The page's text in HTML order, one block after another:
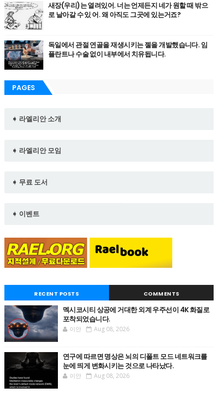
새장(우리)는 열려있어. 너는 언제든지 네가 원할 때 밖으
로 날아갈 수 있 어. 왜 아직도 그곳에 있는거죠?
독일에서 관절 연골을 재생시키는 젤을 개발했습니다. 임
플란트나 수술 없이 내부에서 치유됩니다.
PAGES
➧ 라엘리안 소개
➧ 라엘리안 모임
➧ 무료 도서
➧ 이벤트
RECENT POSTS COMMENTS
멕시코시티 상공에 거대한 외계 우주선이 4K 화질로
포착되었습니다.
이안 Aug 08, 2026
연구에 따르면 명상은 뇌의 디폴트 모드 네트워크를
눈에 띄게 변화시키는 것으로 나타났다.
이안 Aug 08, 2026